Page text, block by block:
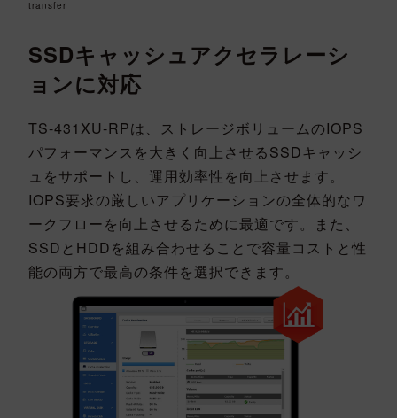
transfer
SSDキャッシュアクセラレーシ
ョンに対応
TS-431XU-RPは、ストレージボリュームのIOPS
パフォーマンスを大きく向上させるSSDキャッシ
ュをサポートし、運用効率性を向上させます。
IOPS要求の厳しいアプリケーションの全体的なワ
ークフローを向上させるために最適です。また、
SSDとHDDを組み合わせることで容量コストと性
能の両方で最高の条件を選択できます。